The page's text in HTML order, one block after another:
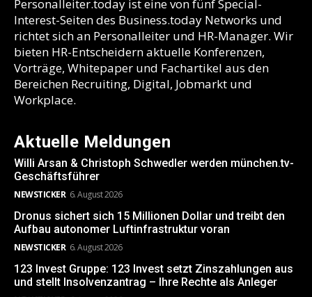
Personalleiter.today ist eine von fünf Special-
Interest-Seiten des Business.today Networks und
richtet sich an Personalleiter und HR-Manager. Wir
bieten HR-Entscheidern aktuelle Konferenzen,
Vorträge, Whitepaper und Fachartikel aus den
Bereichen Recruiting, Digital, Jobmarkt und
Workplace.
Aktuelle Meldungen
Willi Arsan & Christoph Schwedler werden münchen.tv-
Geschäftsführer
NEWSTICKER 6. August 2026
Dronus sichert sich 15 Millionen Dollar und treibt den
Aufbau autonomer Luftinfrastruktur voran
NEWSTICKER 6. August 2026
123 Invest Gruppe: 123 Invest setzt Zinszahlungen aus
und stellt Insolvenzantrag – Ihre Rechte als Anleger